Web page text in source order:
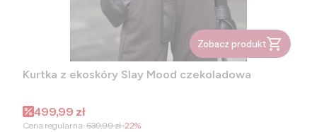
Zobacz produkt
Kurtka z ekoskóry Slay Mood czekoladowa
Cena promocyjna
499,99 zł
Cena regularna: 639,99 zł-22%